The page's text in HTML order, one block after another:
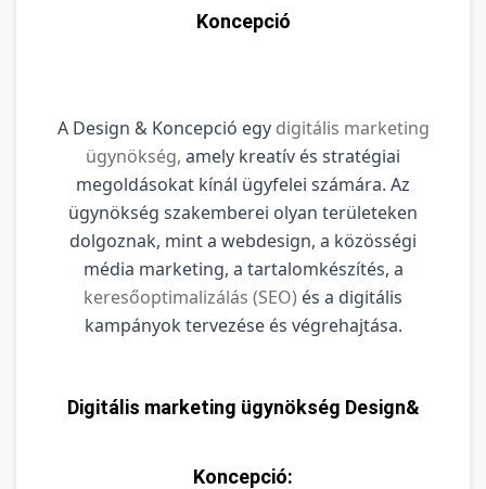
Koncepció
A Design & Koncepció egy digitális marketing
ügynökség, amely kreatív és stratégiai
megoldásokat kínál ügyfelei számára. Az
ügynökség szakemberei olyan területeken
dolgoznak, mint a webdesign, a közösségi
média marketing, a tartalomkészítés, a
keresőoptimalizálás (SEO) és a digitális
kampányok tervezése és végrehajtása.
Digitális marketing ügynökség Design&
Koncepció: